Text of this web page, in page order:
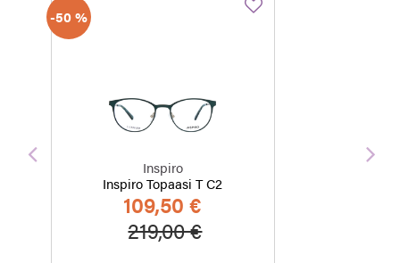
-50 %
Inspiro
Inspiro Topaasi T C2
109,50 €
Hinta alennettu
219,00 €Alennettu hinta
Edellinen